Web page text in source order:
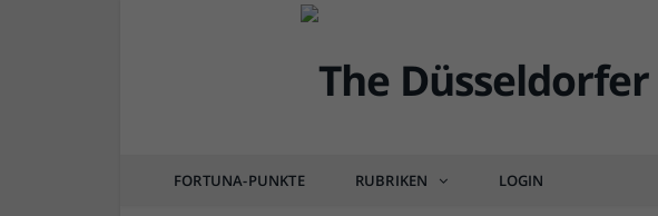
FORTUNA-PUNKTE RUBRIKEN LOGIN
DÜSSEL-HISTÖRCHEN
Vom Schweinestall, dem kleinen